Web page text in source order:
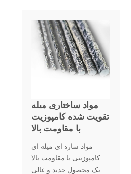
مواد ساختاری میله
تقویت شده کامپوزیت
با مقاومت بالا
مواد سازه ای میله ای
کامپوزیتی با مقاومت بالا
یک محصول جدید و عالی